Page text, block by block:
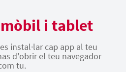
i tablet
instal·lar cap app al teu
d'obrir el teu navegador
tu.